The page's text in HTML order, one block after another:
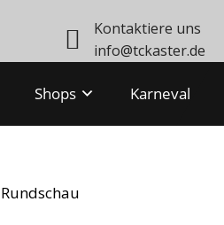
Kontaktiere uns
info@tckaster.de
Shops Karneval